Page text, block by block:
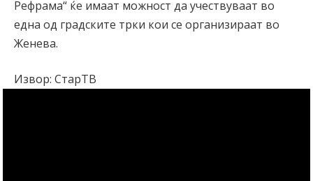
Рефрама“ ќе имаат можност да учествуваат во
една од градските трки кои се организираат во
Женева.
Извор: СтарТВ